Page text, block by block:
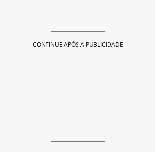
CONTINUE APÓS A PUBLICIDADE